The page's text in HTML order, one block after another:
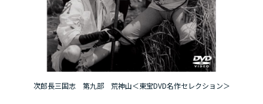
次郎長三国志 第九部 荒神山＜東宝DVD名作セレクション＞